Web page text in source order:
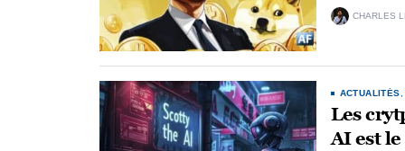
CHARLES
ACTUALITÉS
Les
AI est